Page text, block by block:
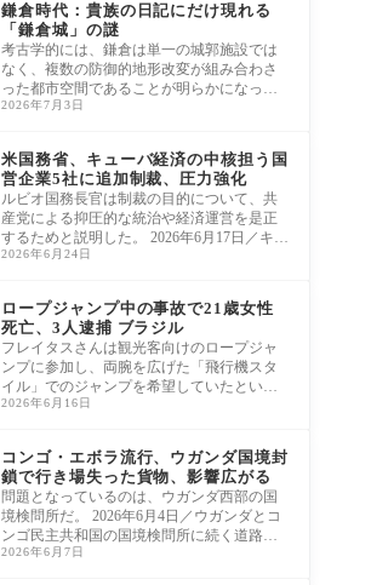
鎌倉時代：貴族の日記にだけ現れる
「鎌倉城」の謎
考古学的には、鎌倉は単一の城郭施設では
なく、複数の防御的地形改変が組み合わさ
った都市空間であることが明らかになって
いる。
2026年7月3日
米国務省、キューバ経済の中核担う国
営企業5社に追加制裁、圧力強化
ルビオ国務長官は制裁の目的について、共
産党による抑圧的な統治や経済運営を是正
するためと説明した。 2026年6月17日／キュ
ーバ、
2026年6月24日
ロープジャンプ中の事故で21歳女性
死亡、3人逮捕 ブラジル
フレイタスさんは観光客向けのロープジャ
ンプに参加し、両腕を広げた「飛行機スタ
イル」でのジャンプを希望していたとい
う。 ブ
2026年6月16日
コンゴ・エボラ流行、ウガンダ国境封
鎖で行き場失った貨物、影響広がる
問題となっているのは、ウガンダ西部の国
境検問所だ。 2026年6月4日／ウガンダとコ
ンゴ民主共和国の国境検問所に続く道路（A
P通信）
2026年6月7日